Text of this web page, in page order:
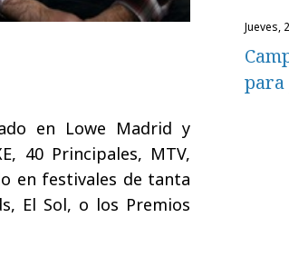
en Lowe Madrid y
40 Principales, MTV,
en festivales de tanta
El Sol, o los Premios
jueves,
para